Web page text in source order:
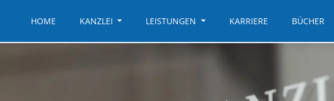
HOME KANZLEI LEISTUNGEN KARRIERE BÜCHER